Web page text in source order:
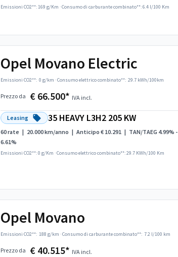
Emissioni CO2**: 169 g/Km ·Consumo di carburante combinato**: 6.4 l/100 Km
Opel Movano Electric
Emissioni CO2**: 0 g/km ·Consumo elettrico combinato**: 29.7 kWh/100km
Prezzo da € 66.500* IVA incl.
Leasing 35 HEAVY L3H2 205 KW
60 rate | 20.000 km/anno | Anticipo € 10.291 | TAN/TAEG 4.99% -
6.61%
Emissioni CO2**: 0 g/Km ·Consumo elettrico combinato**: 29.7 KWh/100 Km
Opel Movano
Emissioni CO2**: 188 g/km ·Consumo di carburante combinato**: 7.2 l/100 km
Prezzo da € 40.515* IVA incl.